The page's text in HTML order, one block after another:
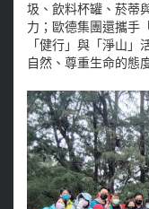
圾、飲料杯罐、菸蒂
力；歐德集團還攜手
「健行」與「淨山
自然、尊重生命的態